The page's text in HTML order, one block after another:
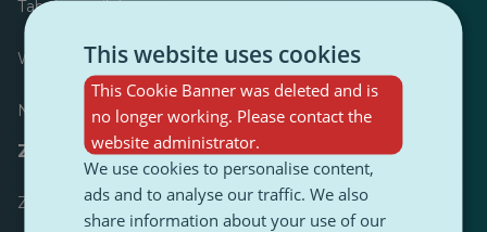
Tabela wyników
Większość opublikowanych
Najczęściej śledzony
Zasoby dla dziennikarzy
Zestawy narzędzi
This website uses cookies
This Cookie Banner was deleted and is
no longer working. Please contact the
website administrator.
We use cookies to personalise content,
ads and to analyse our traffic. We also
share information about your use of our